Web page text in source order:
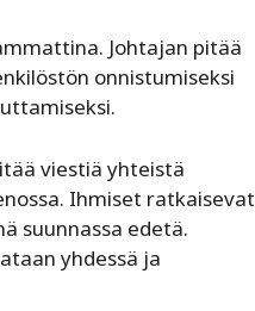
Johtajan pitää
onnistumiseksi
viestiä yhteistä
Ihmiset ratkaisevat
suunnassa edetä.
yhdessä ja